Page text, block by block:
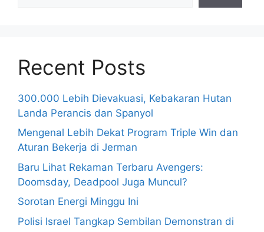
Recent Posts
300.000 Lebih Dievakuasi, Kebakaran Hutan
Landa Perancis dan Spanyol
Mengenal Lebih Dekat Program Triple Win dan
Aturan Bekerja di Jerman
Baru Lihat Rekaman Terbaru Avengers:
Doomsday, Deadpool Juga Muncul?
Sorotan Energi Minggu Ini
Polisi Israel Tangkap Sembilan Demonstran di